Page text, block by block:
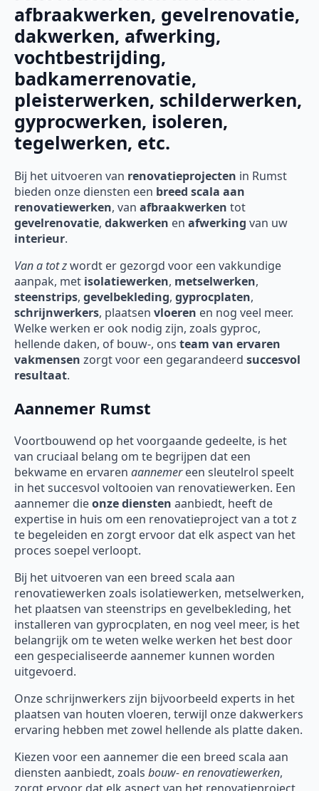
afbraakwerken, gevelrenovatie,
dakwerken, afwerking,
vochtbestrijding,
badkamerrenovatie,
pleisterwerken, schilderwerken,
gyprocwerken, isoleren,
tegelwerken, etc.
Bij het uitvoeren van renovatieprojecten in Rumst
bieden onze diensten een breed scala aan
renovatiewerken, van afbraakwerken tot
gevelrenovatie, dakwerken en afwerking van uw
interieur.
Van a tot zwordt er gezorgd voor een vakkundige
aanpak, met isolatiewerken, metselwerken,
steenstrips, gevelbekleding, gyprocplaten,
schrijnwerkers, plaatsen vloeren en nog veel meer.
Welke werken er ook nodig zijn, zoals gyproc,
hellende daken, of bouw-, ons team van ervaren
vakmensen zorgt voor een gegarandeerd succesvol
resultaat.
Aannemer Rumst
Voortbouwend op het voorgaande gedeelte, is het
van cruciaal belang om te begrijpen dat een
bekwame en ervaren aannemereen sleutelrol speelt
in het succesvol voltooien van renovatiewerken. Een
aannemer dieonze diensten aanbiedt, heeft de
expertise in huis om een renovatieproject van a tot z
te begeleiden en zorgt ervoor dat elk aspect van het
proces soepel verloopt.
Bij het uitvoeren van een breed scala aan
renovatiewerken zoals isolatiewerken, metselwerken,
het plaatsen van steenstrips en gevelbekleding, het
installeren van gyprocplaten, en nog veel meer, is het
belangrijk om te weten welke werken het best door
een gespecialiseerde aannemer kunnen worden
uitgevoerd.
Onze schrijnwerkers zijn bijvoorbeeld experts in het
plaatsen van houten vloeren, terwijl onze dakwerkers
ervaring hebben met zowel hellende als platte daken.
Kiezen voor een aannemer die een breed scala aan
diensten aanbiedt, zoals bouw- en renovatiewerken,